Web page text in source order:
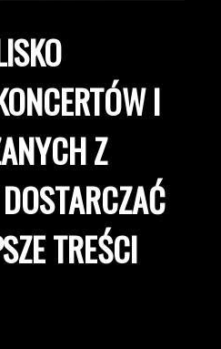
I
Z
TREŚCI